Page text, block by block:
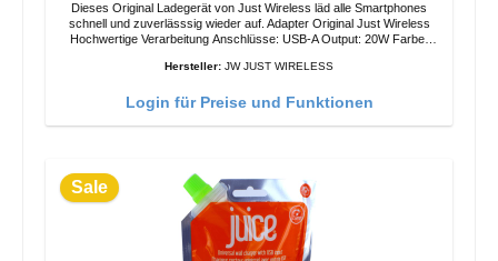
Dieses Original Ladegerät von Just Wireless läd alle Smartphones
schnell und zuverlässsig wieder auf. Adapter Original Just Wireless
Hochwertige Verarbeitung Anschlüsse: USB-A Output: 20W Farbe:
Hersteller: JW JUST WIRELESS
Login für Preise und Funktionen
Sale